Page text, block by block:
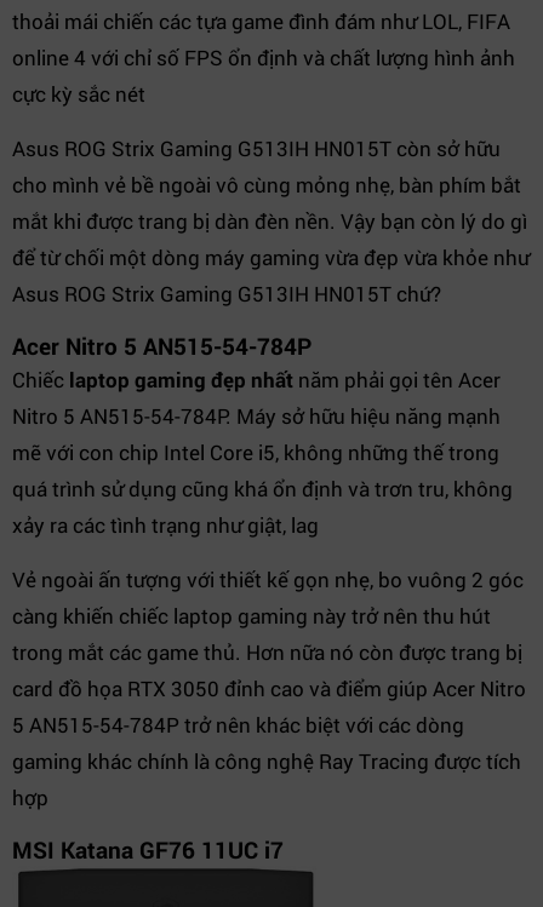
thoải mái chiến các tựa game đình đám như LOL, FIFA
online 4 với chỉ số FPS ổn định và chất lượng hình ảnh
cực kỳ sắc nét
Asus ROG Strix Gaming G513IH HN015T còn sở hữu
cho mình vẻ bề ngoài vô cùng mỏng nhẹ, bàn phím bắt
mắt khi được trang bị dàn đèn nền. Vậy bạn còn lý do gì
để từ chối một dòng máy gaming vừa đẹp vừa khỏe như
Asus ROG Strix Gaming G513IH HN015T chứ?
Acer Nitro 5 AN515-54-784P
Chiếc laptop gaming đẹp nhất năm phải gọi tên Acer
Nitro 5 AN515-54-784P. Máy sở hữu hiệu năng mạnh
mẽ với con chip Intel Core i5, không những thế trong
quá trình sử dụng cũng khá ổn định và trơn tru, không
xảy ra các tình trạng như giật, lag
Vẻ ngoài ấn tượng với thiết kế gọn nhẹ, bo vuông 2 góc
càng khiến chiếc laptop gaming này trở nên thu hút
trong mắt các game thủ. Hơn nữa nó còn được trang bị
card đồ họa RTX 3050 đỉnh cao và điểm giúp Acer Nitro
5 AN515-54-784P trở nên khác biệt với các dòng
gaming khác chính là công nghệ Ray Tracing được tích
hợp
MSI Katana GF76 11UC i7